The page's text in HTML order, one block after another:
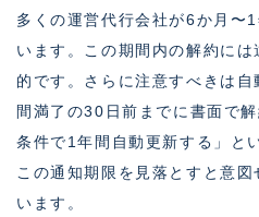
多くの運営代行会社が6か月〜
います。この期間内の解約に
的です。さらに注意すべきは
間満了の30日前までに書面で
条件で1年間自動更新する」と
この通知期限を見落とすと意
います。